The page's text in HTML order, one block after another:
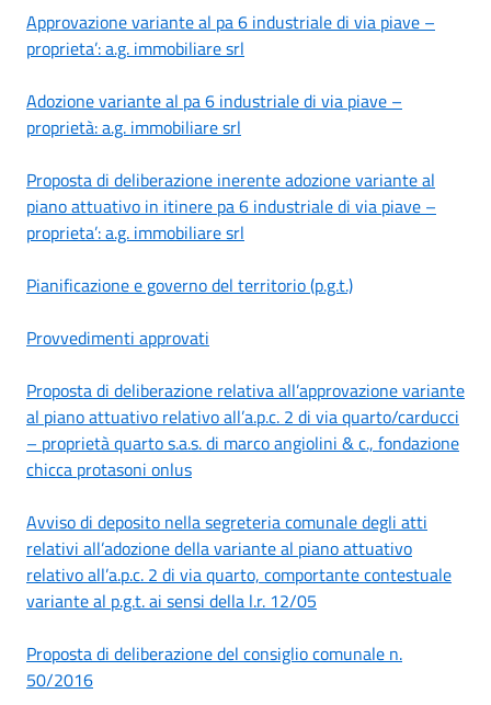
Approvazione variante al pa 6 industriale di via piave –
proprieta’: a.g. immobiliare srl
Adozione variante al pa 6 industriale di via piave –
proprietà: a.g. immobiliare srl
Proposta di deliberazione inerente adozione variante al
piano attuativo in itinere pa 6 industriale di via piave –
proprieta’: a.g. immobiliare srl
Pianificazione e governo del territorio (p.g.t.)
Provvedimenti approvati
Proposta di deliberazione relativa all’approvazione variante
al piano attuativo relativo all’a.p.c. 2 di via quarto/carducci
– proprietà quarto s.a.s. di marco angiolini & c., fondazione
chicca protasoni onlus
Avviso di deposito nella segreteria comunale degli atti
relativi all’adozione della variante al piano attuativo
relativo all’a.p.c. 2 di via quarto, comportante contestuale
variante al p.g.t. ai sensi della l.r. 12/05
Proposta di deliberazione del consiglio comunale n.
50/2016